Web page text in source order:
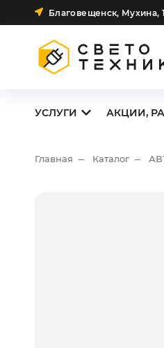
Благовещенск, Мухина,
УСЛУГИ АКЦИИ,
Главная Каталог